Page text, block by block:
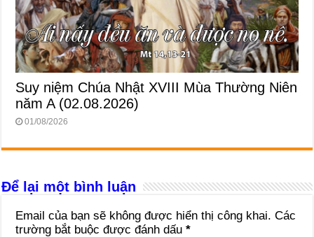
Suy niệm Chúa Nhật XVIII Mùa Thường Niên
năm A (02.08.2026)
01/08/2026
Để lại một bình luận
Email của bạn sẽ không được hiển thị công khai. Các
trường bắt buộc được đánh dấu*